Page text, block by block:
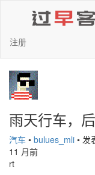
注册
雨天行车，
汽车 • bulues_mli • 发
11 月前
rt